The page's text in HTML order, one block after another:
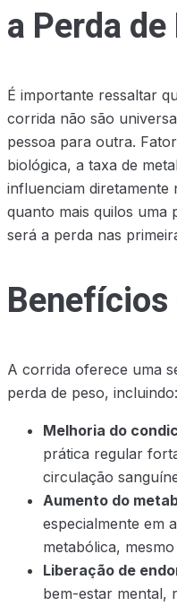
a Perda
É importante ressaltar
corrida não são
pessoa para outra.
biológica, a taxa de
influenciam diretamente
quanto mais quilos uma
será a perda nas
A corrida oferece uma
perda de peso, incluindo:
Melhoria do
prática regular
circulação
Aumento do
especialmente em
metabólica,
Liberação de
bem-estar mental,